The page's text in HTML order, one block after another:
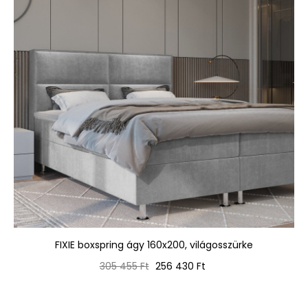
FIXIE boxspring ágy 160x200, világosszürke
Normál
305 455 Ft Ár
256 430 Ft